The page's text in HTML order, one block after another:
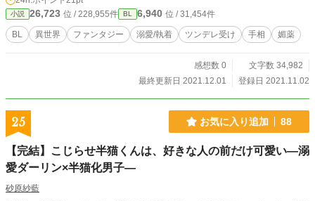
小説 26,723 位 / 228,955件 BL 6,940 位 / 31,454件
BL 異世界 ファンタジー 溺愛/執着 ツンデレ受け 手相 媚薬
感想数 0
文字数 34,982
最終更新日 2021.12.01
登録日 2021.11.02
25 お気に入り追加 88
【完結】こじらせ半猫くんは、好きな人の前だけ可愛い―溺
愛ダーリン×半猫化男子―
砂原紗藍